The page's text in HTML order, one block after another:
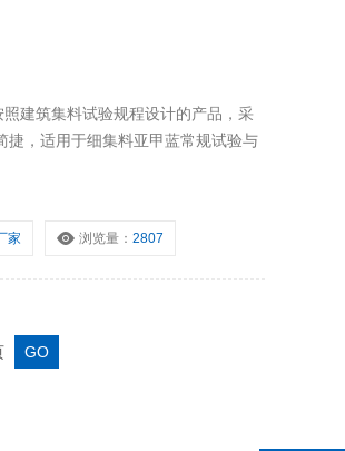
建筑集料试验规程设计的产品，采
捷，适用于细集料亚甲蓝常规试验与
家 浏览量：2807